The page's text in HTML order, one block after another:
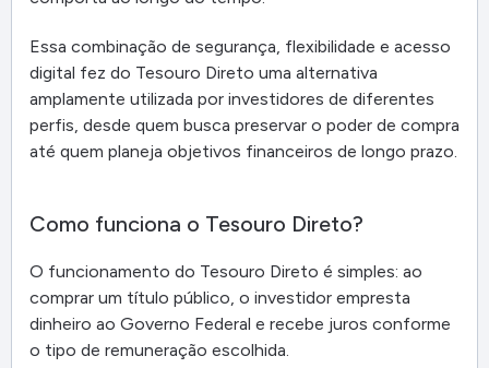
Essa combinação de segurança, flexibilidade e acesso
digital fez do Tesouro Direto uma alternativa
amplamente utilizada por investidores de diferentes
perfis, desde quem busca preservar o poder de compra
até quem planeja objetivos financeiros de longo prazo.
Como funciona o Tesouro Direto?
O funcionamento do Tesouro Direto é simples: ao
comprar um título público, o investidor empresta
dinheiro ao Governo Federal e recebe juros conforme
o tipo de remuneração escolhida.